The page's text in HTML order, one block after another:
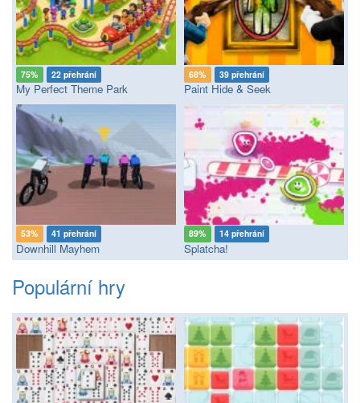
75% 22 přehrání
My Perfect Theme Park
68% 39 přehrání
Paint Hide & Seek
53% 41 přehrání
Downhill Mayhem
89% 14 přehrání
Splatcha!
Populární hry